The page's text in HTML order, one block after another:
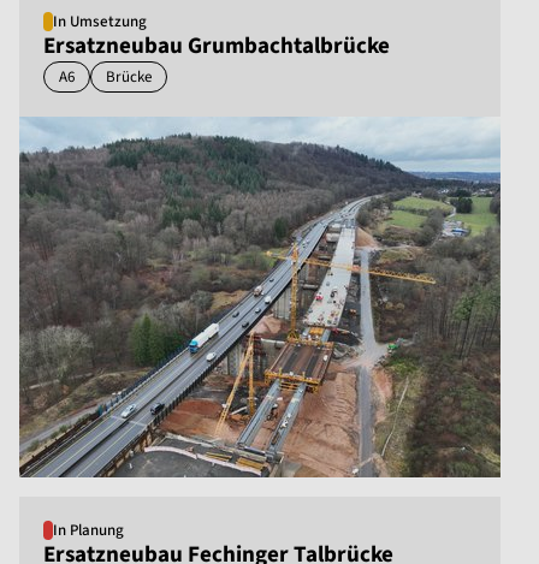
In Umsetzung
Ersatzneubau Grumbachtalbrücke
A6 Brücke
In Planung
Ersatzneubau Fechinger Talbrücke